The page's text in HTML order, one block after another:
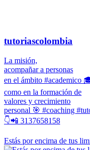
tutoriascolombia
La misión,
acompañar a personas
en el ámbito #academico
como en la formación de
valores y crecimiento
personal 🎯 #coaching
👇📲 3137658158
Estás por encima de tus